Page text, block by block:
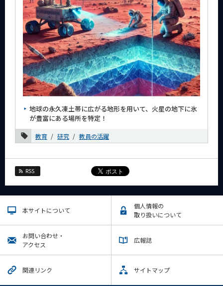
地球の永久凍土帯に広がる地形を用いて、火星の地下に氷
が豊富にある場所を特定！
教育 研究 教員の活躍
RSS
本サイトについて
個人情報の
取り扱いについて
お問い合わせ・
アクセス
広報誌
関連リンク サイトマップ
9月
7月
6月
4月
3月
2月
2024年
2023年
2021年
2020年
2019年
2018年
2017年
2016年